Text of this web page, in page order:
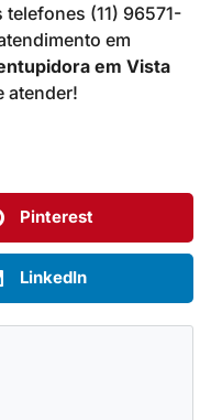
(11) 96571-
em
em Vista
atender!
Pinterest
LinkedIn